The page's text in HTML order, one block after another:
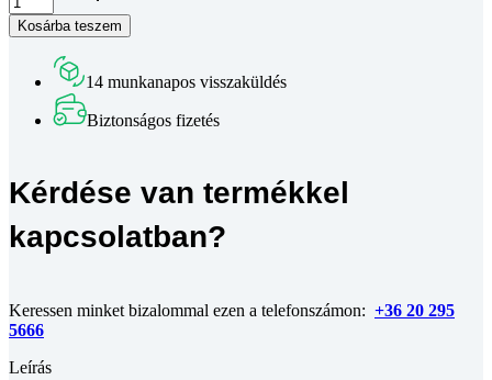
Ultrafuse
filament
1,75mm,
0,75kg
mennyiség
Kosárba teszem
14 munkanapos visszaküldés
Biztonságos fizetés
Kérdése van termékkel
kapcsolatban?
Keressen minket bizalommal ezen a telefonszámon: +36 20 295
5666
Leírás